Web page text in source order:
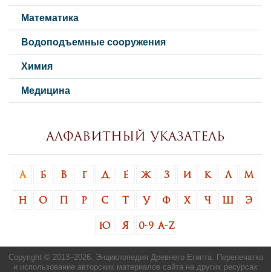
Математика
Водоподъемные сооружения
Химия
Медицина
Алфавитный указатель
А Б В Г Д Е Ж З И К Л М
Н О Р С Т У Ф Х Ч Э
Ю Я 0-9 A-Z
Copyright © 2013–2026. Энциклопедия Древнего Египта. Перепечатка
и использование авторских материалов сайта на других ресурсах